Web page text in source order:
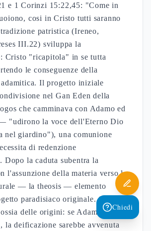
e 1 Corinzi 15:22,45: "Come in
cosi in Cristo tutti saranno
patristica (Ireneo,
III.22) sviluppa la
Cristo "ricapitola" in se tutta
le conseguenze della
adamitica. Il progetto iniziale
nel Gan Eden della
che camminava con Adamo ed
"udirono la voce dell'Eterno Dio
nel giardino"), una comunione
di redenzione
Dopo la caduta subentra la
l'assunzione della materia verso la
— la theosis — elemento
paradisiaco originale. Come
delle origini: se Adamo non
la deificazione sarebbe avvenuta
Chiedi